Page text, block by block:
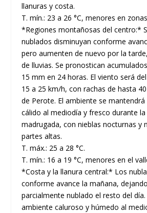
llanuras y costa.
T. mín.: 23 a 26 °C, menores en
*Regiones montañosas del centro:*
nublados disminuyan conforme
pero aumenten de nuevo por la
de lluvias. Se pronostican
15 mm en 24 horas. El viento será
15 a 25 km/h, con rachas de hasta
de Perote. El ambiente se
cálido al mediodía y fresco durante
madrugada, con nieblas nocturnas y
partes altas.
T. máx.: 25 a 28 °C.
T. mín.: 16 a 19 °C, menores en el
*Costa y la llanura central:* Los
conforme avance la mañana,
parcialmente nublado el resto del día.
ambiente caluroso y húmedo al